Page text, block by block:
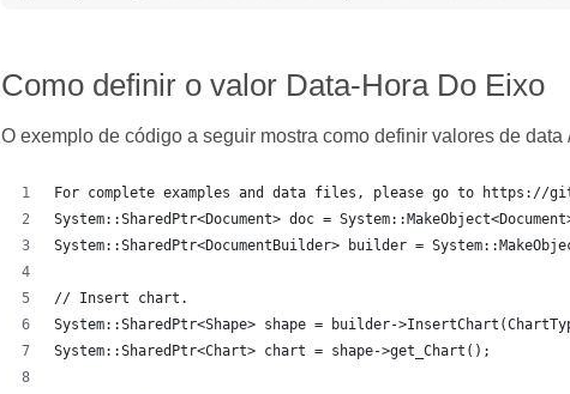
Como definir o valor Data-Hora Do Eixo
O exemplo de código a seguir mostra como definir valores de
For complete examples and data files, please go to https://
System::SharedPtr<Document> doc =
System::SharedPtr<DocumentBuilder> builder =
// Insert chart.
System::SharedPtr<Shape> shape = builder-
System::SharedPtr<Chart> chart = shape->get_Chart();